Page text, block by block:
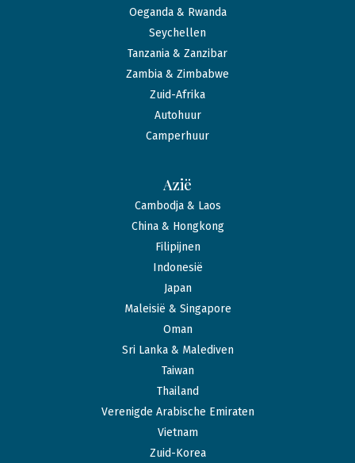
Oeganda & Rwanda
Seychellen
Tanzania & Zanzibar
Zambia & Zimbabwe
Zuid-Afrika
Autohuur
Camperhuur
Azië
Cambodja & Laos
China & Hongkong
Filipijnen
Indonesië
Japan
Maleisië & Singapore
Oman
Sri Lanka & Malediven
Taiwan
Thailand
Verenigde Arabische Emiraten
Vietnam
Zuid-Korea